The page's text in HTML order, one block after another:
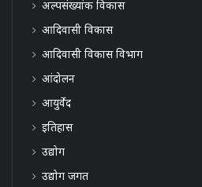
अल्पसंख्यांक विकास
आदिवासी विकास
आदिवासी विकास विभाग
आंदोलन
आयुर्वेद
इतिहास
उद्योग
उद्योग जगत